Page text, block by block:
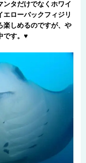
ンタだけでなくホワイ
エローバックフィジリ
楽しめるのですが、や
です。♥